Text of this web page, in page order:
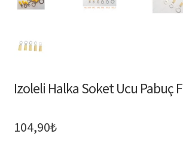
Izoleli Halka Soket Ucu Pabuç
104,90₺